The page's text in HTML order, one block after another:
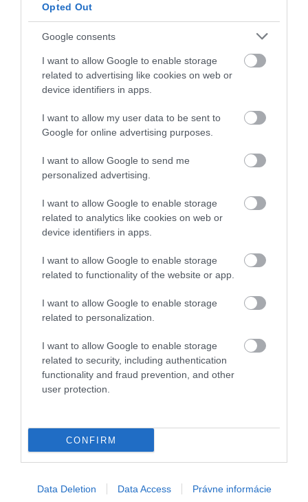
Opted Out
Google consents
I want to allow Google to enable storage
related to advertising like cookies on web or
device identifiers in apps.
I want to allow my user data to be sent to
Google for online advertising purposes.
I want to allow Google to send me
personalized advertising.
I want to allow Google to enable storage
related to analytics like cookies on web or
device identifiers in apps.
I want to allow Google to enable storage
related to functionality of the website or app.
I want to allow Google to enable storage
related to personalization.
I want to allow Google to enable storage
related to security, including authentication
functionality and fraud prevention, and other
user protection.
CONFIRM
Data Deletion Data Access Právne informácie
Na kocky nakrájané batáty podusíme, potom ich
trochu opečieme na masle, a podľa chuti pridáme
soľ a korenie. Ryžu smažíme na masle a postupne
dosiahne krémovú konzistenciu. Keď je ryža hotová,
pridáme batáty, pečené kuracie prsia nakrájané na
kocky a jemne premiešame. Podávame so
strúhaným parmezánom a bazalkou.
VAFLE SO SLADKÝMI ZEMIAKMI